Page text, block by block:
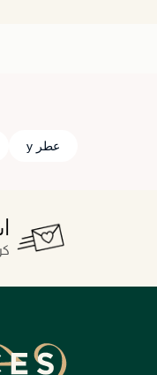
عطر y